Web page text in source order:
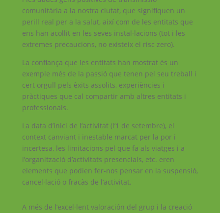
comunitària a la nostra ciutat, que signifiquen un
perill real per a la salut, així com de les entitats que
ens han acollit en les seves instal·lacions (tot i les
extremes precaucions, no existeix el risc zero).
La confiança que les entitats han mostrat és un
exemple més de la passió que tenen pel seu treball i
cert orgull pels èxits assolits, experiències i
pràctiques que cal compartir amb altres entitats i
professionals.
La data d’inici de l’activitat (l’1 de setembre), el
context canviant i inestable marcat per la por i
incertesa, les limitacions pel que fa als viatges i a
l’organització d’activitats presencials, etc. eren
elements que podien fer-nos pensar en la suspensió,
cancel·lació o fracàs de l’activitat.
A més de l’excel·lent valoración del grup i la creació